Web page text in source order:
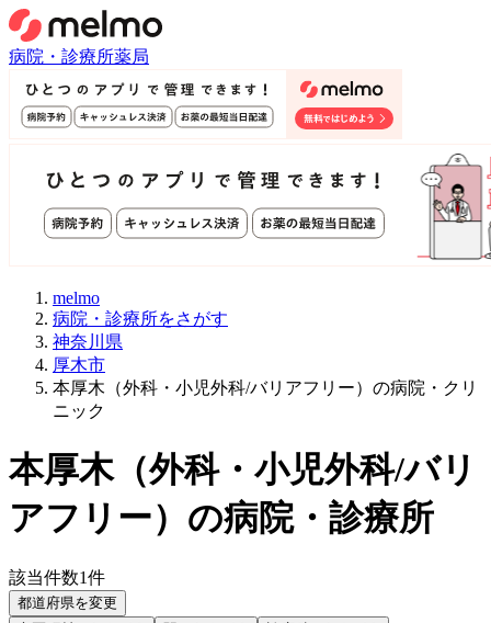
病院・診療所薬局
melmo
病院・診療所をさがす
神奈川県
厚木市
本厚木（外科・小児外科/バリアフリー）の病院・クリ
ニック
本厚木（外科・小児外科/バリ
アフリー） の病院・診療所
該当件数1件
都道府県を変更